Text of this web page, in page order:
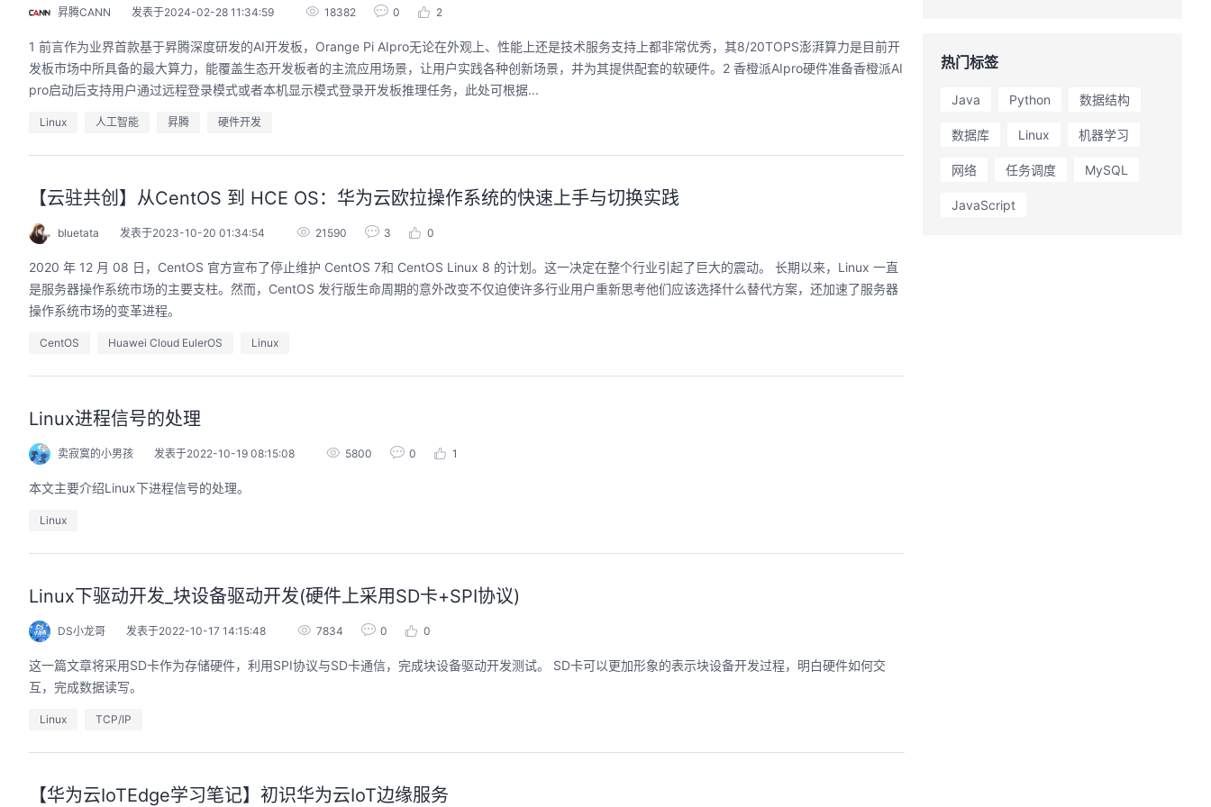
昇腾CANN 发表于2024-02-28 11:34:59 18382 0 2
1 前言作为业界首款基于昇腾深度研发的AI开发板，Orange Pi AIpro无论在外观上、性能上还是技术服务支持上都非常优秀，其8/20TOPS澎湃算力是目前开
发板市场中所具备的最大算力，能覆盖生态开发板者的主流应用场景，让用户实践各种创新场景，并为其提供配套的软硬件。2 香橙派AIpro硬件准备香橙派AI
pro启动后支持用户通过远程登录模式或者本机显示模式登录开发板推理任务，此处可根据...
Linux 人工智能 昇腾 硬件开发
【云驻共创】从CentOS 到 HCE OS：华为云欧拉操作系统的快速上手与切换实践
bluetata 发表于2023-10-20 01:34:54 21590 3 0
2020 年 12 月 08 日，CentOS 官方宣布了停止维护 CentOS 7和 CentOS Linux 8 的计划。这一决定在整个行业引起了巨大的震动。 长期以来，Linux 一直
是服务器操作系统市场的主要支柱。然而，CentOS 发行版生命周期的意外改变不仅迫使许多行业用户重新思考他们应该选择什么替代方案，还加速了服务器
操作系统市场的变革进程。
CentOS Huawei Cloud EulerOS Linux
Linux进程信号的处理
卖寂寞的小男孩 发表于2022-10-19 08:15:08 5800 0 1
本文主要介绍Linux下进程信号的处理。
Linux
Linux下驱动开发_块设备驱动开发(硬件上采用SD卡+SPI协议)
DS小龙哥 发表于2022-10-17 14:15:48 7834 0 0
这一篇文章将采用SD卡作为存储硬件，利用SPI协议与SD卡通信，完成块设备驱动开发测试。 SD卡可以更加形象的表示块设备开发过程，明白硬件如何交
互，完成数据读写。
Linux TCP/IP
【华为云IoTEdge学习笔记】初识华为云IoT边缘服务
热门标签
Java Python 数据结构
数据库 Linux 机器学习
网络 任务调度 MySQL
JavaScript